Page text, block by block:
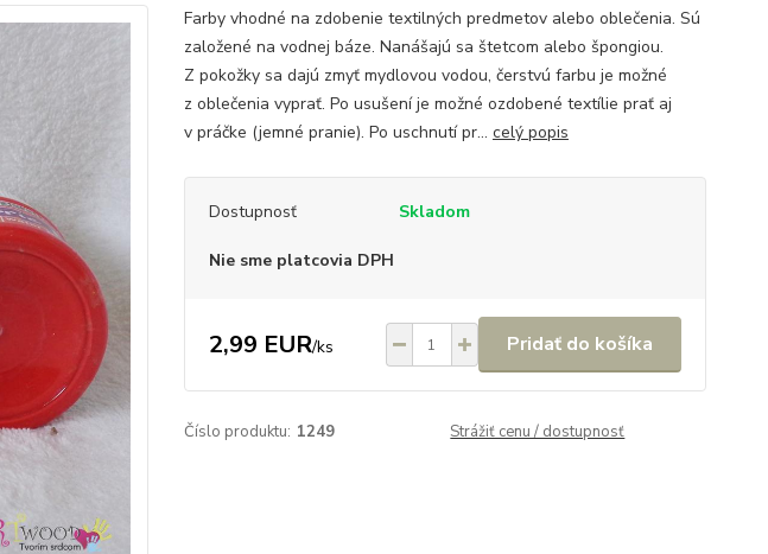
Farby vhodné na zdobenie textilných predmetov alebo oblečenia. Sú
založené na vodnej báze. Nanášajú sa štetcom alebo špongiou.
Z pokožky sa dajú zmyť mydlovou vodou, čerstvú farbu je možné
z oblečenia vyprať. Po usušení je možné ozdobené textílie prať aj
v práčke (jemné pranie). Po uschnutí pr... celý popis
Dostupnosť Skladom
Nie sme platcovia DPH
2,99 EUR/ks Pridať do košíka
Číslo produktu: 1249 Strážiť cenu / dostupnosť